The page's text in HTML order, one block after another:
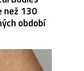
než 130
období